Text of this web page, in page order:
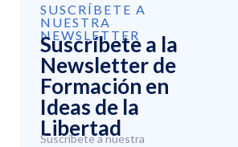
SUSCRÍBETE A
NUESTRA
NEWSLETTER
Suscríbete a la
Newsletter de
Formación en
Ideas de la
Libertad
Suscríbete a nuestra